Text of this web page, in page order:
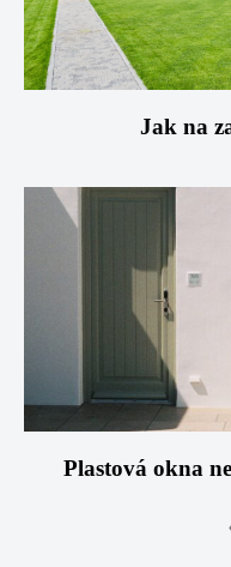
Jak na
Plastová okna